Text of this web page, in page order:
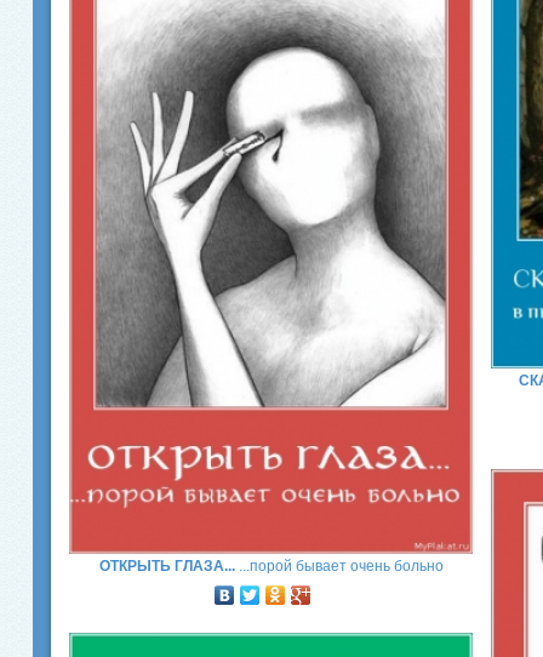
ОТКРЫТЬ ГЛАЗА......порой бывает очень больно